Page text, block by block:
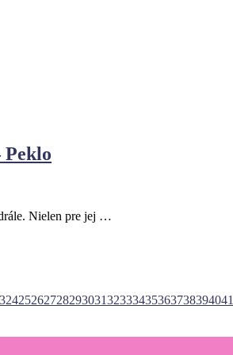
Peklo
Nielen pre jej …
242526272829303132333435363738394041